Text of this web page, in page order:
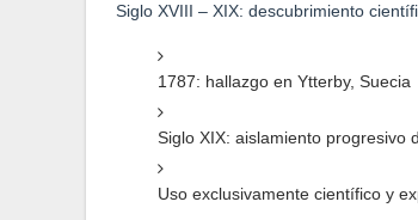
Siglo XVIII – XIX: descubrimiento
1787: hallazgo en Ytterby, Suecia
Siglo XIX: aislamiento progresivo
Uso exclusivamente científico y